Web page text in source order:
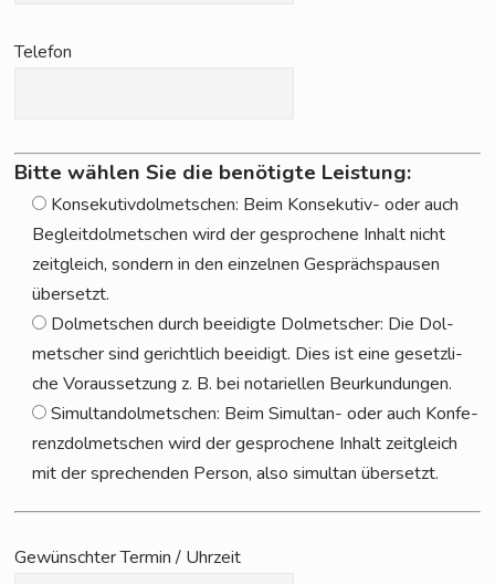
Tele­fon
Bitte wählen Sie die benötigte Leistung:
Kon­se­ku­tiv­dol­met­schen: Beim Kon­se­ku­tiv- oder auch
Begleit­dol­met­schen wird der gespro­che­ne Inhalt nicht
zeit­gleich, son­dern in den ein­zel­nen Gesprächs­pau­sen
über­setzt.
Dol­met­schen durch beei­dig­te Dol­met­scher: Die Dol­
met­scher sind gericht­lich beei­digt. Dies ist eine gesetz­li­
che Vor­aus­set­zung z. B. bei nota­ri­el­len Beur­kun­dun­gen.
Simul­tan­dol­met­schen: Beim Simul­tan- oder auch Kon­fe­
renz­dol­met­schen wird der gespro­che­ne Inhalt zeit­gleich
mit der spre­chen­den Per­son, also simul­tan übersetzt.
Gewünsch­ter Ter­min / Uhrzeit